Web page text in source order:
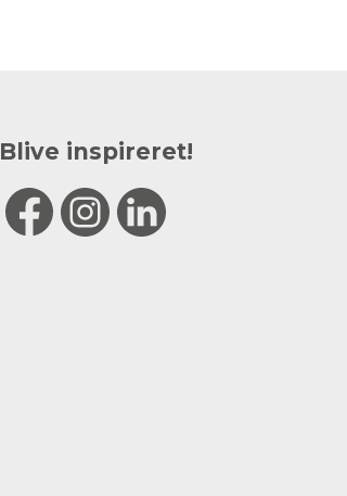
Blive inspireret!